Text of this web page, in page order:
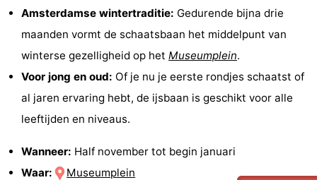
Amsterdamse wintertraditie: Gedurende bijna drie
maanden vormt de schaatsbaan het middelpunt van
winterse gezelligheid op het Museumplein.
Voor jong en oud: Of je nu je eerste rondjes schaatst of
al jaren ervaring hebt, de ijsbaan is geschikt voor alle
leeftijden en niveaus.
Wanneer: Half november tot begin januari
Waar:
Museumplein